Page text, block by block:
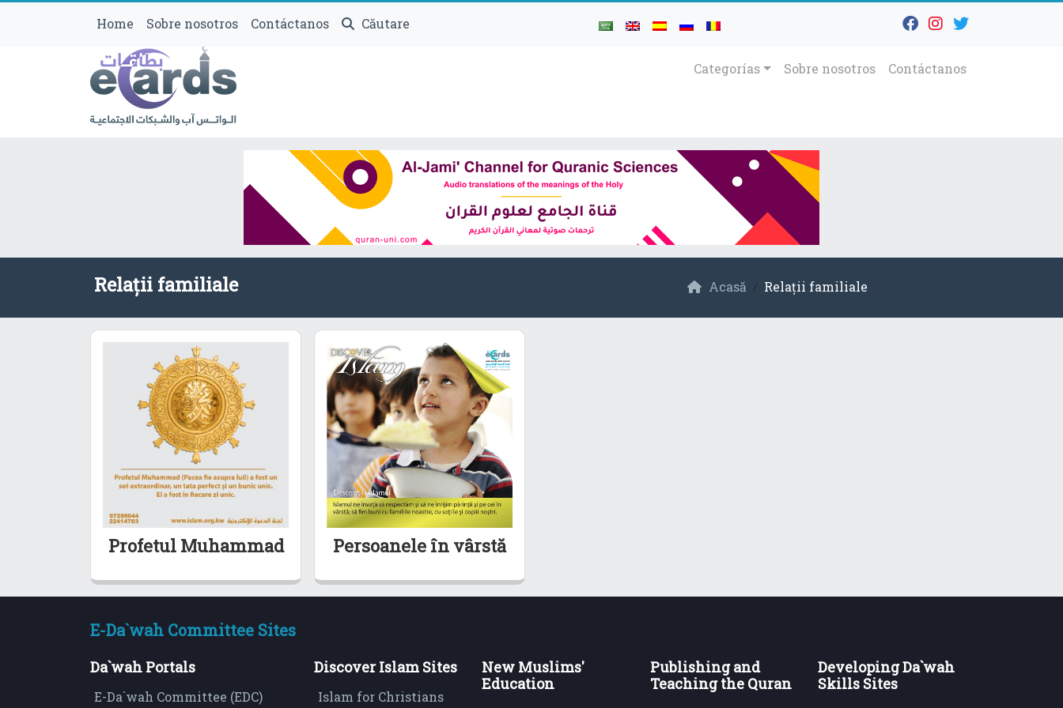
Home Sobre nosotros Contáctanos Căutare
Categorías Sobre nosotros Contáctanos
Relații familiale Acasă Relații familiale
Profetul Muhammad Persoanele în vârstă
E-Da`wah Committee Sites
Da`wah Portals
E-Da`wah Committee (EDC)
Discover Islam Sites
Islam for Christians
New Muslims'
Education
Publishing and
Teaching the Quran
Developing Da`wah
Skills Sites